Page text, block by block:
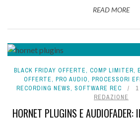
READ MORE
BLACK FRIDAY OFFERTE, COMP LIMITER,
OFFERTE, PRO AUDIO, PROCESSORI
RECORDING NEWS, SOFTWARE REC
REDAZIONE
HORNET PLUGINS E AUDIOFADER: